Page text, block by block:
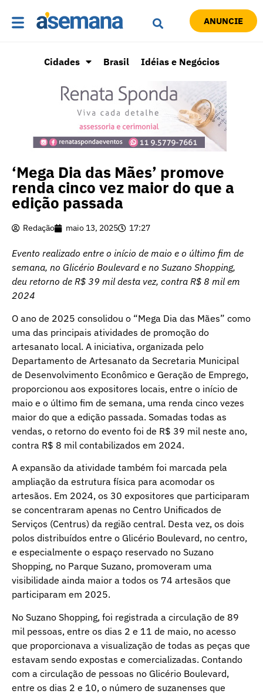
ANUNCIE
Cidades Brasil Idéias e Negócios
‘Mega Dia das Mães’ promove
renda cinco vez maior do que a
edição passada
Redação maio 13, 2025 17:27
Evento realizado entre o início de maio e o último fim de
semana, no Glicério Boulevard e no Suzano Shopping,
deu retorno de R$ 39 mil desta vez, contra R$ 8 mil em
2024
O ano de 2025 consolidou o “Mega Dia das Mães” como
uma das principais atividades de promoção do
artesanato local. A iniciativa, organizada pelo
Departamento de Artesanato da Secretaria Municipal
de Desenvolvimento Econômico e Geração de Emprego,
proporcionou aos expositores locais, entre o início de
maio e o último fim de semana, uma renda cinco vezes
maior do que a edição passada. Somadas todas as
vendas, o retorno do evento foi de R$ 39 mil neste ano,
contra R$ 8 mil contabilizados em 2024.
A expansão da atividade também foi marcada pela
ampliação da estrutura física para acomodar os
artesãos. Em 2024, os 30 expositores que participaram
se concentraram apenas no Centro Unificados de
Serviços (Centrus) da região central. Desta vez, os dois
polos distribuídos entre o Glicério Boulevard, no centro,
e especialmente o espaço reservado no Suzano
Shopping, no Parque Suzano, promoveram uma
visibilidade ainda maior a todos os 74 artesãos que
participaram em 2025.
No Suzano Shopping, foi registrada a circulação de 89
mil pessoas, entre os dias 2 e 11 de maio, no acesso
que proporcionava a visualização de todas as peças que
estavam sendo expostas e comercializadas. Contando
com a circulação de pessoas no Glicério Boulevard,
entre os dias 2 e 10, o número de suzanenses que